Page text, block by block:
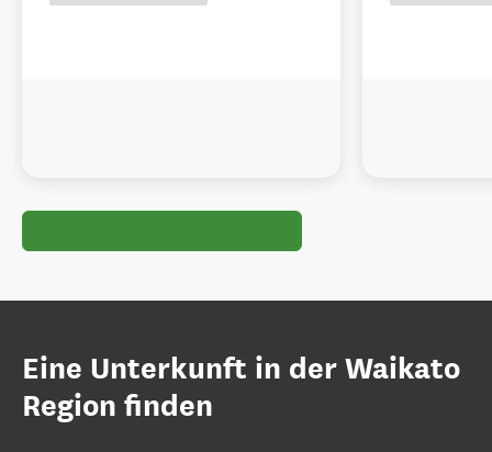
Eine Unterkunft in der Waikato
Region finden